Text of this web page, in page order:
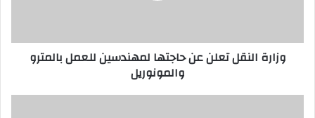
وزارة النقل تعلن عن حاجتها لمهندسين للعمل بالمترو
والمونوريل